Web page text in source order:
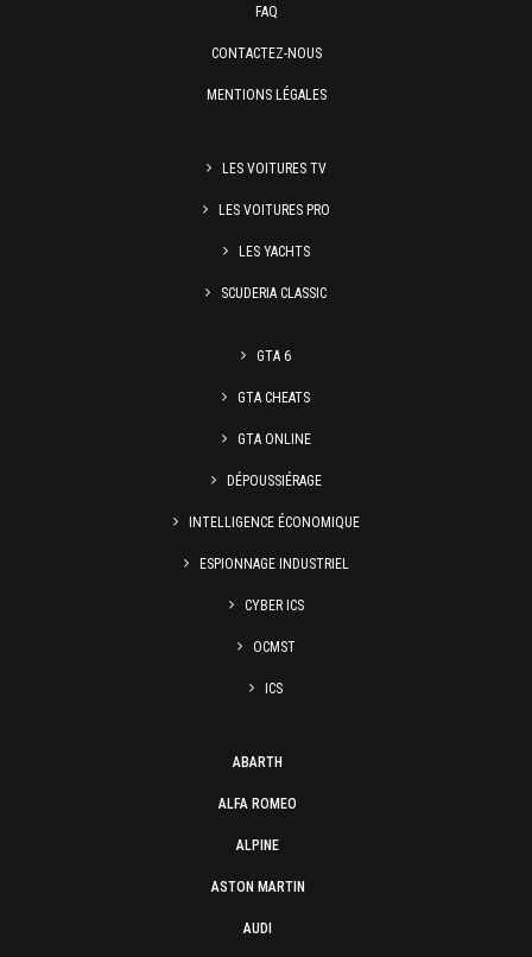
FAQ
CONTACTEZ-NOUS
MENTIONS LÉGALES
LES VOITURES TV
LES VOITURES PRO
LES YACHTS
SCUDERIA CLASSIC
GTA 6
GTA CHEATS
GTA ONLINE
DÉPOUSSIÉRAGE
INTELLIGENCE ÉCONOMIQUE
ESPIONNAGE INDUSTRIEL
CYBER ICS
OCMST
ICS
ABARTH
ALFA ROMEO
ALPINE
ASTON MARTIN
AUDI